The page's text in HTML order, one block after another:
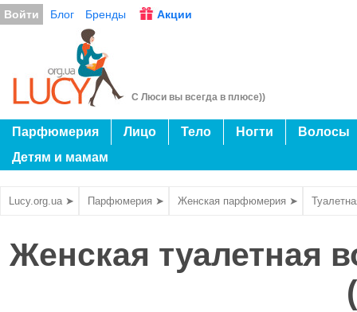
Войти Блог Бренды Акции
С Люси вы всегда в плюсе))
Парфюмерия Лицо Тело Ногти
Волосы
Детям и мамам
Lucy.org.ua ➤ Парфюмерия ➤ Женская парфюмерия ➤
Женская туалетная